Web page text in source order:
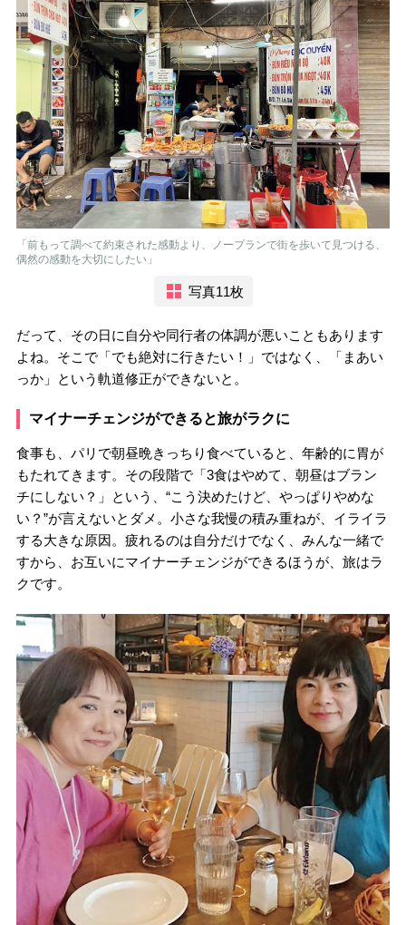
「前もって調べて約束された感動より、ノープランで街を歩いて見つける、
偶然の感動を大切にしたい」
写真11枚
だって、その日に自分や同行者の体調が悪いこともあります
よね。そこで「でも絶対に行きたい！」ではなく、「まあい
っか」という軌道修正ができないと。
マイナーチェンジができると旅がラクに
食事も、パリで朝昼晩きっちり食べていると、年齢的に胃が
もたれてきます。その段階で「3食はやめて、朝昼はブラン
チにしない？」という、“こう決めたけど、やっぱりやめな
い？”が言えないとダメ。小さな我慢の積み重ねが、イライラ
する大きな原因。疲れるのは自分だけでなく、みんな一緒で
すから、お互いにマイナーチェンジができるほうが、旅はラ
クです。